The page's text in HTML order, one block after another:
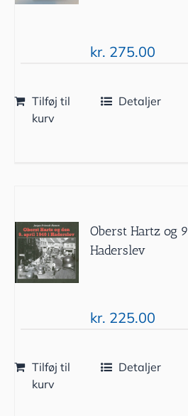
kr. 275.00
Tilføj til
kurv
Detaljer
Oberst Hartz og
Haderslev
kr. 225.00
Tilføj til
kurv
Detaljer